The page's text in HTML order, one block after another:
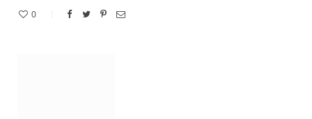
0